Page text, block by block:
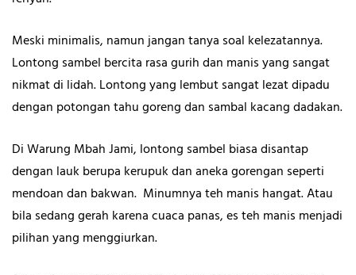
Meski minimalis, namun jangan tanya soal kelezatannya.
Lontong sambel bercita rasa gurih dan manis yang sangat
nikmat di lidah. Lontong yang lembut sangat lezat dipadu
dengan potongan tahu goreng dan sambal kacang dadakan.
Di Warung Mbah Jami, lontong sambel biasa disantap
dengan lauk berupa kerupuk dan aneka gorengan seperti
mendoan dan bakwan. Minumnya teh manis hangat. Atau
bila sedang gerah karena cuaca panas, es teh manis menjadi
pilihan yang menggiurkan.